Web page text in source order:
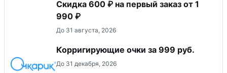
Скидка 600 ₽ на первый заказ от 1
990 ₽
До 31 августа, 2026
Корригирующие очки за 999 руб.
До 31 декабря, 2026